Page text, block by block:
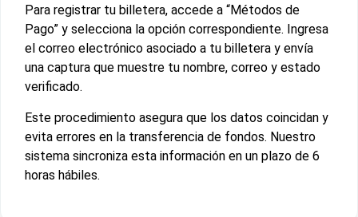
Para registrar tu billetera, accede a “Métodos de
Pago” y selecciona la opción correspondiente. Ingresa
el correo electrónico asociado a tu billetera y envía
una captura que muestre tu nombre, correo y estado
verificado.
Este procedimiento asegura que los datos coincidan y
evita errores en la transferencia de fondos. Nuestro
sistema sincroniza esta información en un plazo de 6
horas hábiles.